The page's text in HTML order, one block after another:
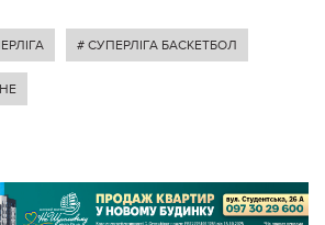
# СУПЕРЛІГА БАСКЕТБОЛ